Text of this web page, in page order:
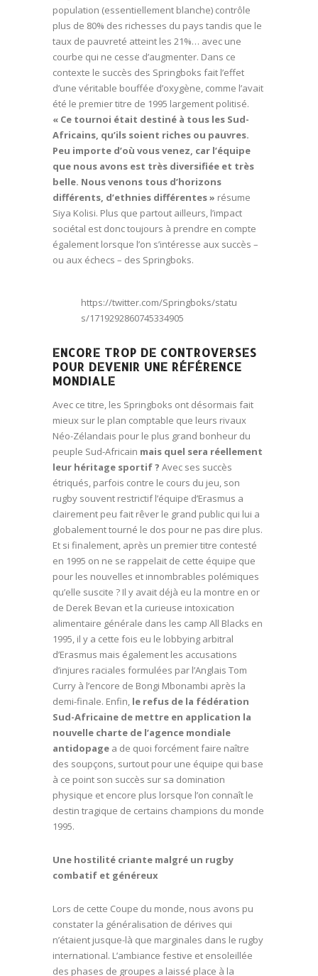
population (essentiellement blanche) contrôle
plus de 80% des richesses du pays tandis que le
taux de pauvreté atteint les 21%… avec une
courbe qui ne cesse d’augmenter. Dans ce
contexte le succès des Springboks fait l’effet
d’une véritable bouffée d’oxygène, comme l’avait
été le premier titre de 1995 largement politisé.
« Ce tournoi était destiné à tous les Sud-
Africains, qu’ils soient riches ou pauvres.
Peu importe d’où vous venez, car l’équipe
que nous avons est très diversifiée et très
belle. Nous venons tous d’horizons
différents, d’ethnies différentes » résume
Siya Kolisi. Plus que partout ailleurs, l’impact
sociétal est donc toujours à prendre en compte
également lorsque l’on s’intéresse aux succès –
ou aux échecs – des Springboks.
https://twitter.com/Springboks/statu
s/1719292860745334905
ENCORE TROP DE CONTROVERSES
POUR DEVENIR UNE RÉFÉRENCE
MONDIALE
Avec ce titre, les Springboks ont désormais fait
mieux sur le plan comptable que leurs rivaux
Néo-Zélandais pour le plus grand bonheur du
peuple Sud-Africain mais quel sera réellement
leur héritage sportif ? Avec ses succès
étriqués, parfois contre le cours du jeu, son
rugby souvent restrictif l’équipe d’Erasmus a
clairement peu fait rêver le grand public qui lui a
globalement tourné le dos pour ne pas dire plus.
Et si finalement, après un premier titre contesté
en 1995 on ne se rappelait de cette équipe que
pour les nouvelles et innombrables polémiques
qu’elle suscite ? Il y avait déjà eu la montre en or
de Derek Bevan et la curieuse intoxication
alimentaire générale dans les camp All Blacks en
1995, il y a cette fois eu le lobbying arbitral
d’Erasmus mais également les accusations
d’injures raciales formulées par l’Anglais Tom
Curry à l’encore de Bongi Mbonambi après la
demi-finale. Enfin, le refus de la fédération
Sud-Africaine de mettre en application la
nouvelle charte de l’agence mondiale
antidopage a de quoi forcément faire naître
des soupçons, surtout pour une équipe qui base
à ce point son succès sur sa domination
physique et encore plus lorsque l’on connaît le
destin tragique de certains champions du monde
1995.
Une hostilité criante malgré un rugby
combatif et généreux
Lors de cette Coupe du monde, nous avons pu
constater la généralisation de dérives qui
n’étaient jusque-là que marginales dans le rugby
international. L’ambiance festive et ensoleillée
des phases de groupes a laissé place à la